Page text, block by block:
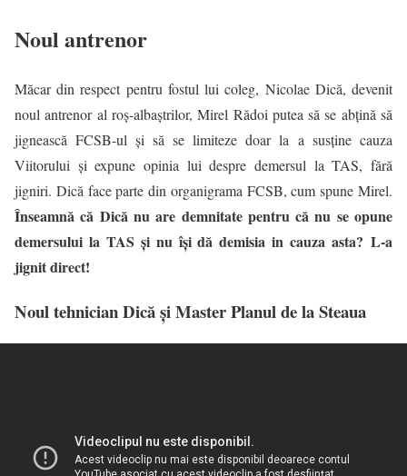
Noul antrenor
Măcar din respect pentru fostul lui coleg, Nicolae Dică, devenit
noul antrenor al roș-albaștrilor, Mirel Rădoi putea să se abțină să
jignească FCSB-ul și să se limiteze doar la a susține cauza
Viitorului și expune opinia lui despre demersul la TAS, fără
jigniri. Dică face parte din organigrama FCSB, cum spune Mirel.
Înseamnă că Dică nu are demnitate pentru că nu se opune
demersului la TAS și nu își dă demisia in cauza asta? L-a
jignit direct!
Noul tehnician Dică și Master Planul de la Steaua